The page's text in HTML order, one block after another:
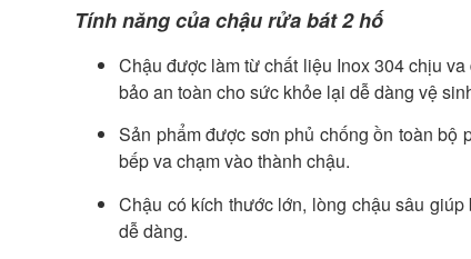
Tính năng của chậu rửa bát 2 hố
Chậu được làm từ chất liệu Inox 304 chịu
bảo an toàn cho sức khỏe lại dễ dàng vệ
Sản phẩm được sơn phủ chống ồn toàn bộ
bếp va chạm vào thành chậu.
Chậu có kích thước lớn, lòng chậu sâu
dễ dàng.